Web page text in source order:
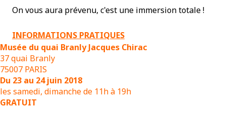
On vous aura prévenu, c'est une immersion totale !
INFORMATIONS PRATIQUES
Musée du quai Branly Jacques Chirac
37 quai Branly
75007 PARIS
Du 23 au 24 juin 2018
les samedi, dimanche de 11h à 19h
GRATUIT